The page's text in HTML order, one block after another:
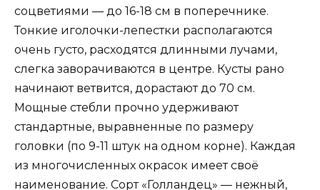
соцветиями — до 16-18 см в поперечнике.
Тонкие иголочки-лепестки располагаются
очень густо, расходятся длинными лучами,
слегка заворачиваются в центре. Кусты рано
начинают ветвится, дорастают до 70 см.
Мощные стебли прочно удерживают
стандартные, выравненные по размеру
головки (по 9-11 штук на одном корне). Каждая
из многочисленных окрасок имеет своё
наименование. Сорт «Голландец» — нежный,